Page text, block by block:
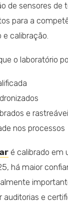
de sensores de
para a
e calibração.
o laboratório
e
nos processos
é calibrado em
há maior
e